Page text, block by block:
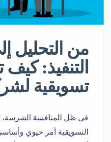
من التحليل
التنفيذ:
تسويقية
في ظل المنافسة الشرسة،
التسويقية أمر حيوي